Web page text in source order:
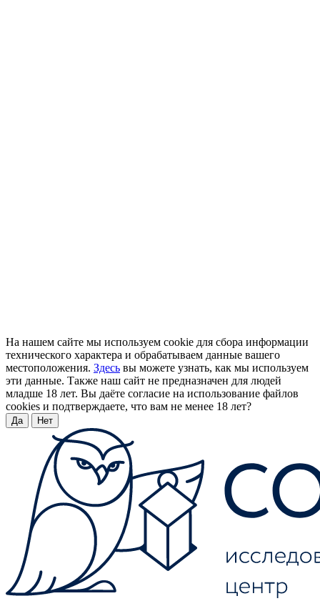
На нашем сайте мы используем cookie для сбора информации
технического характера и обрабатываем данные вашего
местоположения. Здесь вы можете узнать, как мы используем
эти данные. Также наш сайт не предназначен для людей
младше 18 лет. Вы даёте согласие на использование файлов
cookies и подтверждаете, что вам не менее 18 лет?
Да Нет